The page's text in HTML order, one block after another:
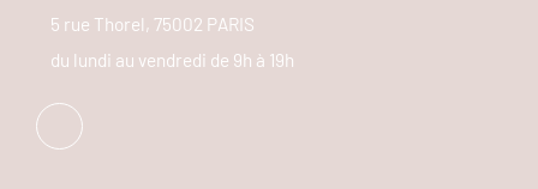
5 rue Thorel, 75002 PARIS
du lundi au vendredi de 9h à 19h